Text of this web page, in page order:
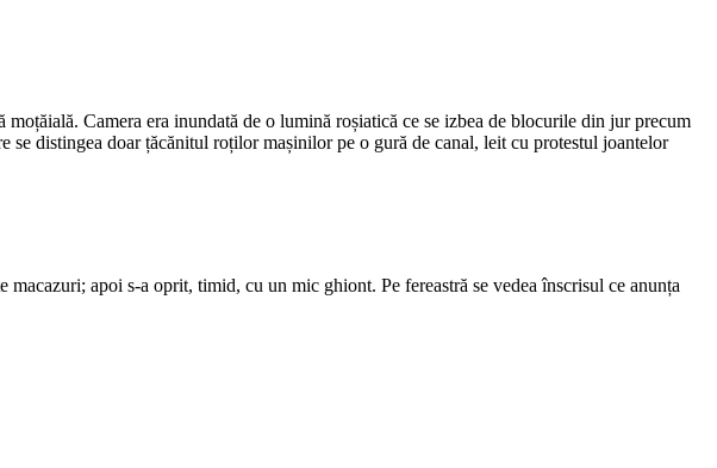
Camera era inundată de o lumină roșiatică ce se izbea de blocurile din jur precum
distingea doar țăcănitul roților mașinilor pe o gură de canal, leit cu protestul joantelor
apoi s-a oprit, timid, cu un mic ghiont. Pe fereastră se vedea înscrisul ce anunța